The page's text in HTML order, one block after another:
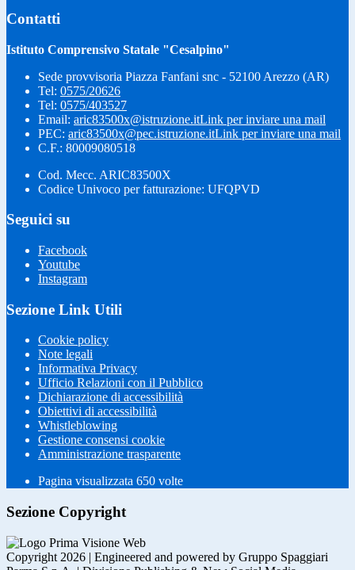
Contatti
Istituto Comprensivo Statale "Cesalpino"
Sede provvisoria Piazza Fanfani snc - 52100 Arezzo (AR)
Tel: 0575/20626
Tel: 0575/403527
Email: aric83500x@istruzione.itLink per inviare una mail
PEC: aric83500x@pec.istruzione.itLink per inviare una mail
C.F.: 80009080518
Cod. Mecc. ARIC83500X
Codice Univoco per fatturazione: UFQPVD
Seguici su
Facebook
Youtube
Instagram
Sezione Link Utili
Cookie policy
Note legali
Informativa Privacy
Ufficio Relazioni con il Pubblico
Dichiarazione di accessibilità
Obiettivi di accessibilità
Whistleblowing
Gestione consensi cookie
Amministrazione trasparente
Pagina visualizzata 650 volte
Sezione Copyright
Copyright 2026 | Engineered and powered by Gruppo Spaggiari